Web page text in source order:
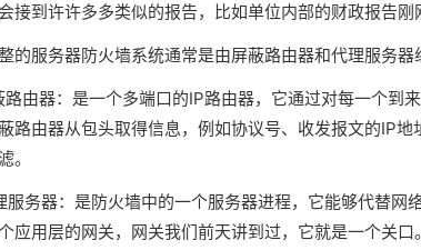
接到许许多多类似的报告，比如单位内部的财政报告刚
的服务器防火墙系统通常是由屏蔽路由器和代理服务器
路由器：是一个多端口的IP路由器，它通过对每一个到
路由器从包头取得信息，例如协议号、收发报文的IP
。
服务器：是防火墙中的一个服务器进程，它能够代替
应用层的网关，网关我们前天讲到过，它就是一个关口。